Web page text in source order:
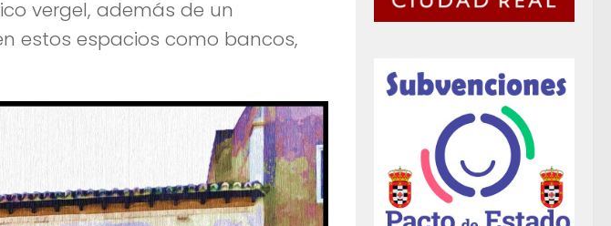
vergel, además de un
estos espacios como bancos,